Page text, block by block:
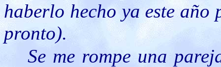
haberlo hecho ya este año
pronto).
Se me rompe una